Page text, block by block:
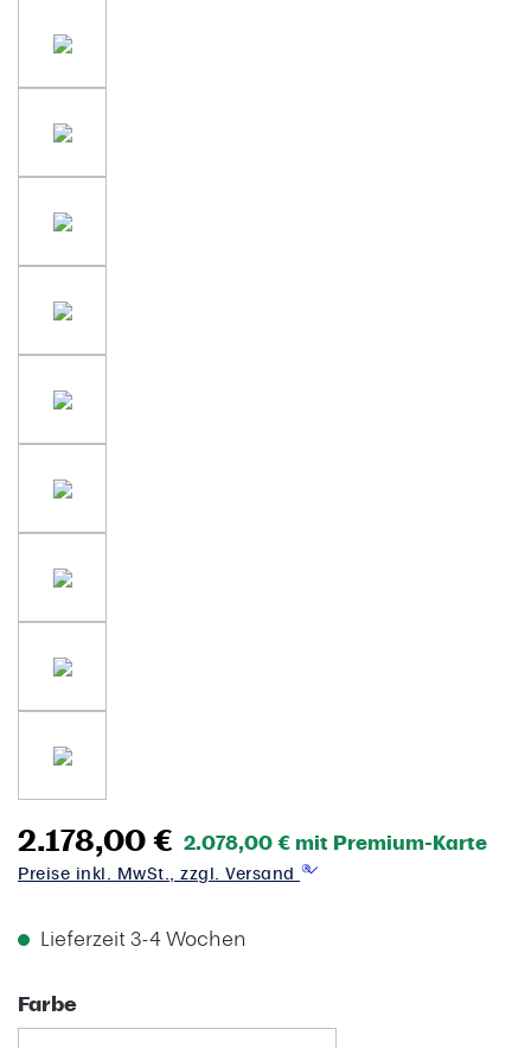
2.178,00 € 2.078,00 € mit Premium-Karte
Preise inkl. MwSt., zzgl. Versand
Lieferzeit 3-4 Wochen
Farbeauswählen